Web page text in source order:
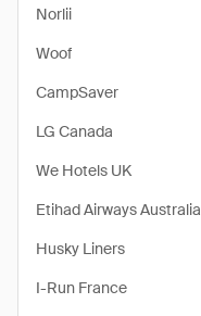
Norlii
Woof
CampSaver
LG Canada
We Hotels UK
Etihad Airways Australia
Husky Liners
I-Run France